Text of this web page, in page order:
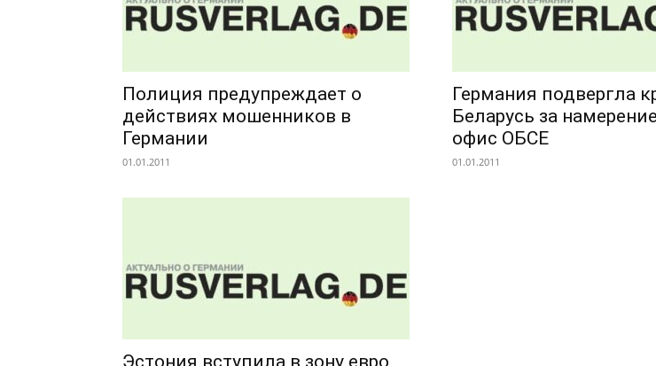
Полиция предупреждает о
действиях мошенников в
Германии
01.01.2011
Германия подвергла
Беларусь за
офис ОБСЕ
01.01.2011
Эстония вступила в зону евро